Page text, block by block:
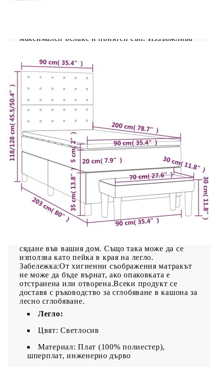
максимален релакс и приятен сън. Издържлива
издръжлива.Практична табла за глава: Горната
табла за легло се регулира на височина според
вашите предпочитания. Горната част на леглото
ви осигурява отлична опора за гърба, докато
седите в леглото, за да четете или гледате
телевизия.Покет пружинен матрак: Вградените
много високото си качество, като същевременно
осигуряват високо ниво на издръжливост и
адаптивност. Те могат ефективно да абсорбират
шума и ударите, причинени от мятане и
въртене.Средно твърда поддръжка: Матракът за
легло перфектно осигурява допълнителна
стабилност и точното ниво на твърдост, без да
се жертва комфорта. Така той е идеален за
спящи по гръб или корем.Благоприятен за
кожата топ матрак: Протекторът за матрак има
издръжлива, както и щадяща кожата материя,
което я прави мека и
сядане във вашия дом. Също така може да се
използва като пейка в края на легло.
Забележка:От хигиенни съображения матракът
не може да бъде върнат, ако опаковката е
отстранена или отворена.Всеки продукт се
доставя с ръководство за сглобяване в кашона за
лесно сглобяване.
Легло:
Цвят: Светлосив
Материал: Плат (100% полиестер),
шперплат, инженерно дърво